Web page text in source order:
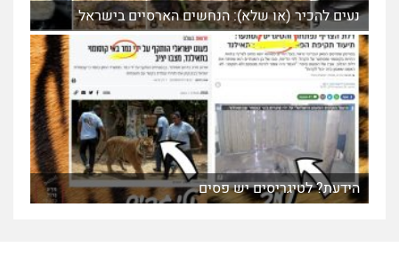
נעים להכיר (או שלא): הנחשים הארסיים בישראל
הידעת? לטיגריסים יש פסים